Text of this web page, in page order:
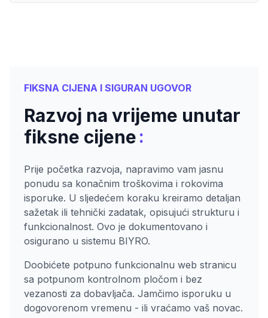
FIKSNA CIJENA I SIGURAN UGOVOR
Razvoj na vrijeme unutar
fiksne cijene:
Prije početka razvoja, napravimo vam jasnu
ponudu sa konačnim troškovima i rokovima
isporuke. U sljedećem koraku kreiramo detaljan
sažetak ili tehnički zadatak, opisujući strukturu i
funkcionalnost. Ovo je dokumentovano i
osigurano u sistemu BIYRO.
Doobićete potpuno funkcionalnu web stranicu
sa potpunom kontrolnom pločom i bez
vezanosti za dobavljača. Jamčimo isporuku u
dogovorenom vremenu - ili vraćamo vaš novac.